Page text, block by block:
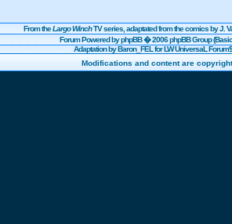
From theLargo WinchTV series, adaptated from the comics by J.
Forum Powered byphpBB� 2006 phpBB Group
Adaptation by Baron_FEL for LW UniversaL
Modifications and content are